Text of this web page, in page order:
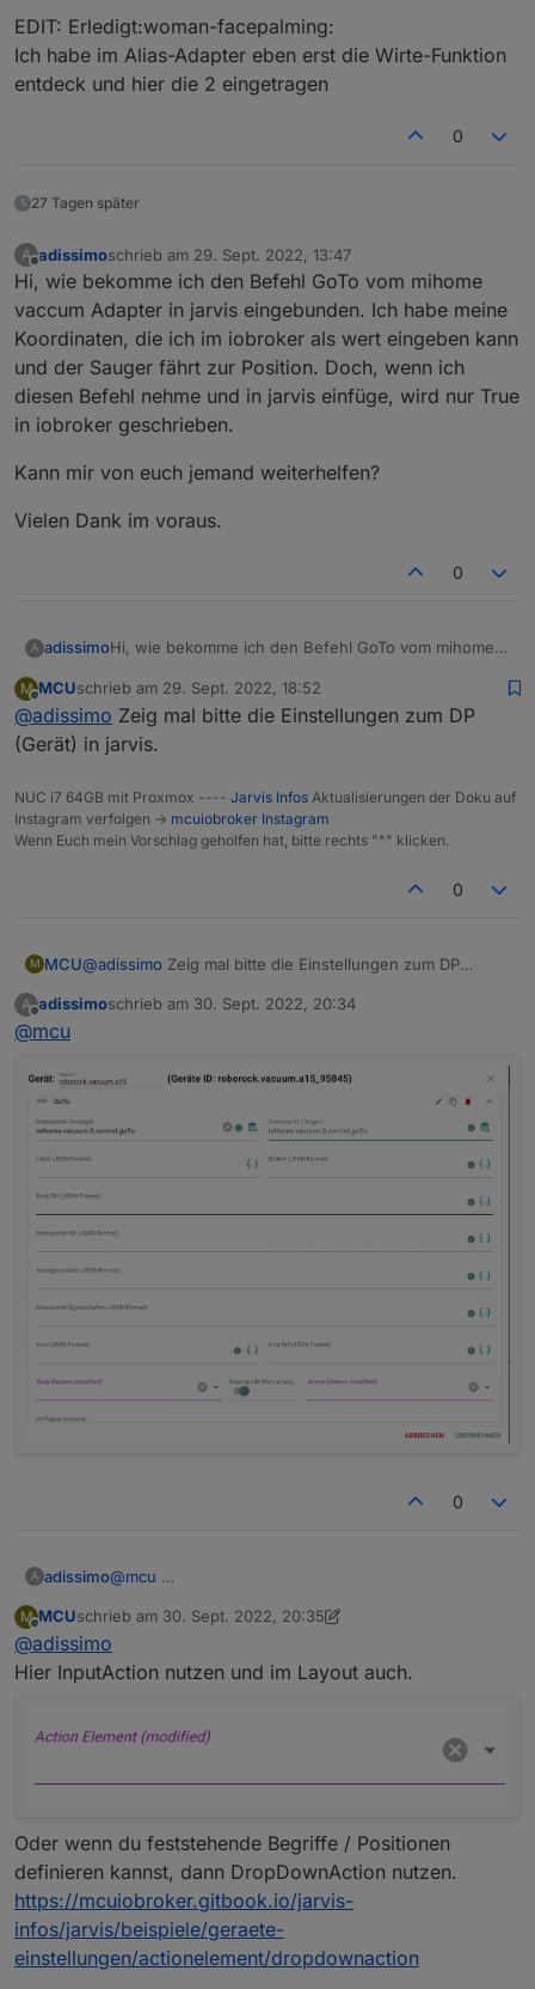
EDIT: Erledigt:woman-facepalming:
Ich habe im Alias-Adapter eben erst die Wirte-Funktion
entdeck und hier die 2 eingetragen
0
27 Tagen später
A
Offline
adissimoschrieb am 29. Sept. 2022, 13:47
zuletzt editiert von
Hi, wie bekomme ich den Befehl GoTo vom mihome
vaccum Adapter in jarvis eingebunden. Ich habe meine
Koordinaten, die ich im iobroker als wert eingeben kann
und der Sauger fährt zur Position. Doch, wenn ich
diesen Befehl nehme und in jarvis einfüge, wird nur True
in iobroker geschrieben.
Kann mir von euch jemand weiterhelfen?
Vielen Dank im voraus.
0
A adissimoHi, wie bekomme ich den Befehl GoTo vom mihome
meine Koordinaten, die ich im iobroker als wert
eingeben kann und der Sauger fährt zur Position.
Doch, wenn ich diesen Befehl nehme und in jarvis
Kann mir von euch jemand weiterhelfen?
Vielen Dank im voraus.
M
Offline
MCUschrieb am 29. Sept. 2022, 18:52
zuletzt editiert von
@adissimo Zeig mal bitte die Einstellungen zum DP
(Gerät) in jarvis.
NUC i7 64GB mit Proxmox ---- Jarvis Infos Aktualisierungen der Doku auf
Instagram verfolgen -> mcuiobroker Instagram
Wenn Euch mein Vorschlag geholfen hat, bitte rechts "^" klicken.
0
M MCU@adissimo Zeig mal bitte die Einstellungen zum DP
A adissimoschrieb am 30. Sept. 2022, 20:34
zuletzt editiert von
@mcu
0
A adissimo@mcu
M
Offline
MCUschrieb am 30. Sept. 2022, 20:35
zuletzt editiert von MCU
@adissimo
Hier InputAction nutzen und im Layout auch.
Oder wenn du feststehende Begriffe / Positionen
definieren kannst, dann DropDownAction nutzen.
https://mcuiobroker.gitbook.io/jarvis-
infos/jarvis/beispiele/geraete-
einstellungen/actionelement/dropdownaction